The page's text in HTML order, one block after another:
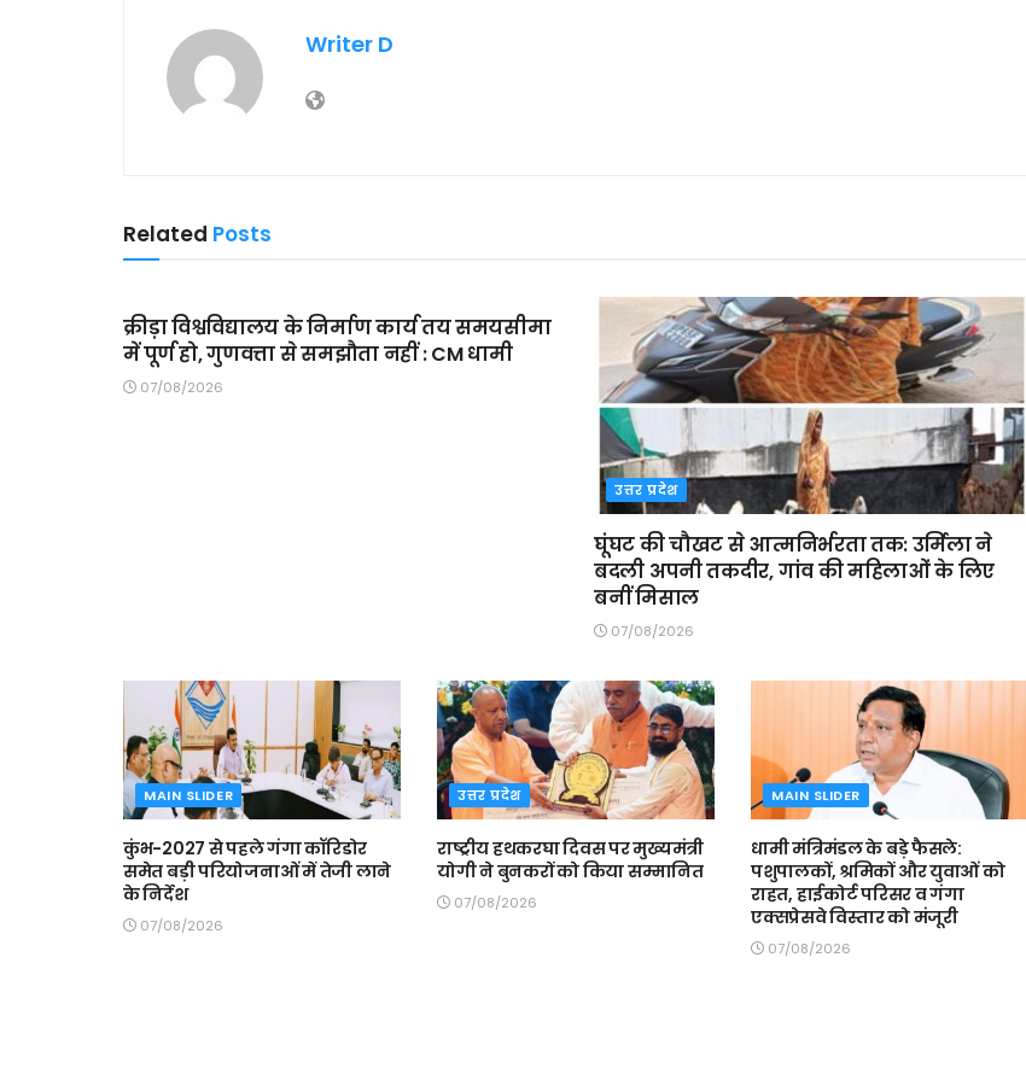
Writer D
Related Posts
क्रीड़ा विश्वविद्यालय के निर्माण कार्य तय समयसीमा
में पूर्ण हो, गुणवत्ता से समझौता नहीं : CM धामी
07/08/2026
उत्तर प्रदेश
घूंघट की चौखट से आत्मनिर्भरता तक: उर्मिला ने
बदली अपनी तकदीर, गांव की महिलाओं के लिए
बनीं मिसाल
07/08/2026
MAIN SLIDER
कुंभ-2027 से पहले गंगा कॉरिडोर
समेत बड़ी परियोजनाओं में तेजी लाने
के निर्देश
07/08/2026
उत्तर प्रदेश
राष्ट्रीय हथकरघा दिवस पर मुख्यमंत्री
योगी ने बुनकरों को किया सम्मानित
07/08/2026
MAIN SLIDER
धामी मंत्रिमंडल के बड़े फैसले:
पशुपालकों, श्रमिकों और युवाओं को
राहत, हाईकोर्ट परिसर व गंगा
एक्सप्रेसवे विस्तार को मंजूरी
07/08/2026